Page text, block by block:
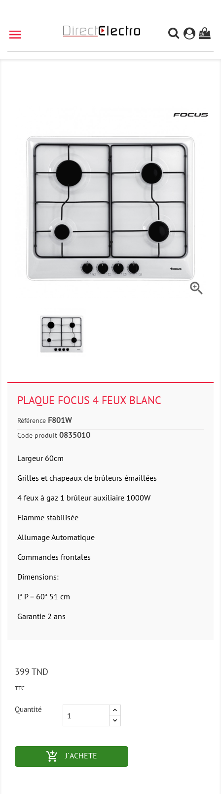
 (0)

PLAQUE FOCUS 4 FEUX BLANC
Référence F801W
Code produit 0835010
Largeur 60cm
Grilles et chapeaux de brûleurs émaillées
4 feux à gaz 1 brûleur auxiliaire 1000W
Flamme stabilisée
Allumage Automatique
Commandes frontales
Dimensions:
L* P = 60* 51 cm
Garantie 2 ans
399 TND
TTC
Quantité
add_shopping_cart-outlined
J´ACHETE